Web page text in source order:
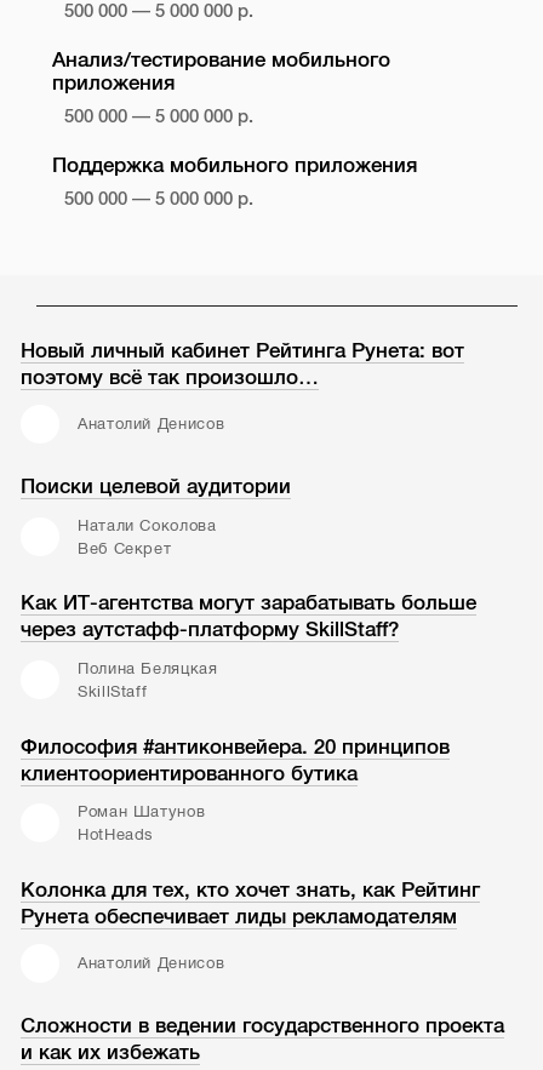
500 000 — 5 000 000 р.
Анализ/тестирование мобильного
приложения
500 000 — 5 000 000 р.
Поддержка мобильного приложения
500 000 — 5 000 000 р.
Новый личный кабинет Рейтинга Рунета: вот
поэтому всё так произошло…
Анатолий Денисов
Поиски целевой аудитории
Натали Соколова
Веб Секрет
Как ИТ-агентства могут зарабатывать больше
через аутстафф-платформу SkillStaff?
Полина Беляцкая
SkillStaff
Философия #антиконвейера. 20 принципов
клиентоориентированного бутика
Роман Шатунов
HotHeads
Колонка для тех, кто хочет знать, как Рейтинг
Рунета обеспечивает лиды рекламодателям
Анатолий Денисов
Сложности в ведении государственного проекта
и как их избежать